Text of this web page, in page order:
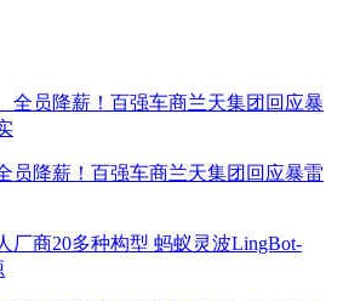
员降薪！百强车商兰天集团回应暴雷